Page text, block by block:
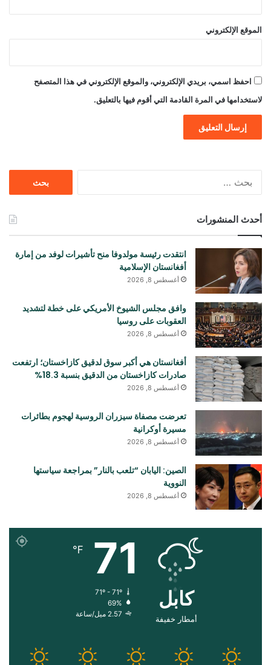
الموقع الإلكتروني
احفظ اسمي، بريدي الإلكتروني، والموقع الإلكتروني في هذا المتصفح
لاستخدامها في المرة القادمة التي أقوم فيها بالتعليق.
أحدث المنشورات
انتقدت رئيسة مولدوفا منح تأشيرات لوفد من إمارة
أفغانستان الإسلامية
أغسطس 8, 2026
وافق مجلس الشيوخ الأمريكي على خطة لتشديد
العقوبات على روسيا
أغسطس 8, 2026
أفغانستان هي أكبر سوق لدقيق كازاخستان؛ ارتفعت
صادرات كازاخستان من الدقيق بنسبة 18.3%
أغسطس 8, 2026
تعرضت مصفاة سيزران الروسية لهجوم بطائرات
مسيرة أوكرانية
أغسطس 8, 2026
الصين: اليابان “تلعب بالنار” بمراجعة سياستها
النووية
أغسطس 8, 2026
کابل
أمطار خفيفة
71
℉
71º - 71º
69%
2.57 ميل/ساعة